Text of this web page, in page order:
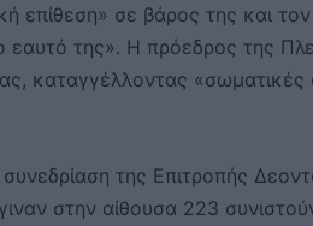
επίθεση» σε βάρος της και
εαυτό της». Η πρόεδρος της
καταγγέλλοντας «σωματικές
της Επιτροπής
στην αίθουσα 223